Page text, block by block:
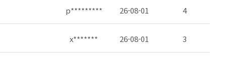
p********* 26-08-01 4
x******* 26-08-01 3